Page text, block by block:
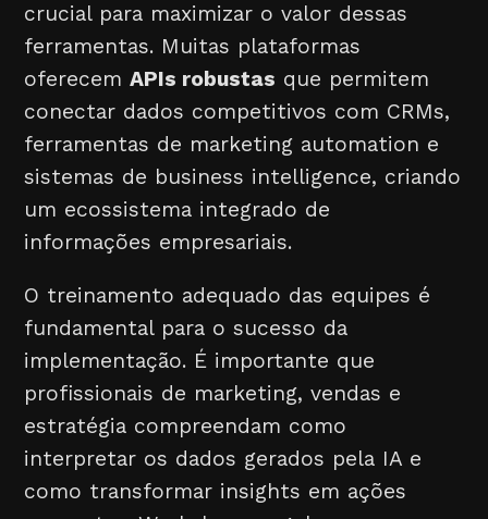
crucial para maximizar o valor dessas
ferramentas. Muitas plataformas
oferecemAPIs robustas que permitem
conectar dados competitivos com CRMs,
ferramentas de marketing automation e
sistemas de business intelligence, criando
um ecossistema integrado de
informações empresariais.
O treinamento adequado das equipes é
fundamental para o sucesso da
implementação. É importante que
profissionais de marketing, vendas e
estratégia compreendam como
interpretar os dados gerados pela IA e
como transformar insights em ações